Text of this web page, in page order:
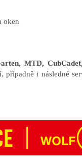
oken
MTD,
i následné